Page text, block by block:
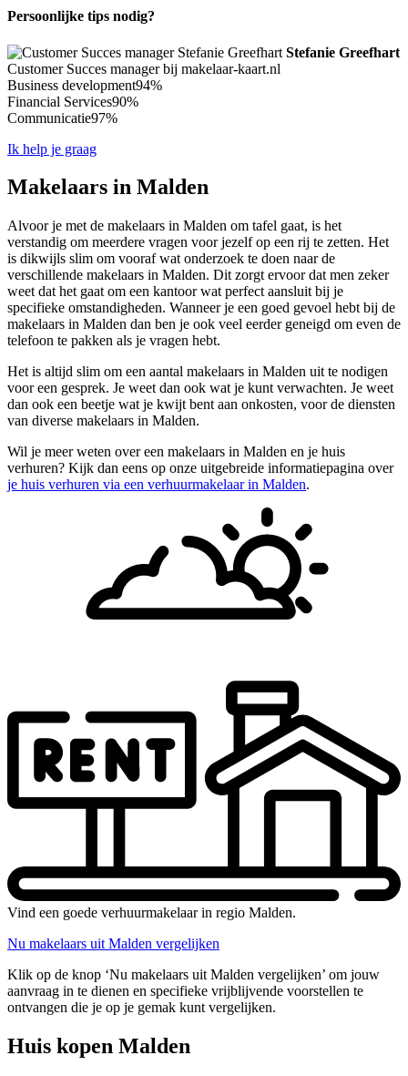
Persoonlijke tips nodig?
Stefanie Greefhart
Customer Succes manager bij makelaar-kaart.nl
Business development94%
Financial Services90%
Communicatie97%
Ik help je graag
Makelaars in Malden
Alvoor je met de makelaars in Malden om tafel gaat, is het
verstandig om meerdere vragen voor jezelf op een rij te zetten. Het
is dikwijls slim om vooraf wat onderzoek te doen naar de
verschillende makelaars in Malden. Dit zorgt ervoor dat men zeker
weet dat het gaat om een kantoor wat perfect aansluit bij je
specifieke omstandigheden. Wanneer je een goed gevoel hebt bij de
makelaars in Malden dan ben je ook veel eerder geneigd om even de
telefoon te pakken als je vragen hebt.
Het is altijd slim om een aantal makelaars in Malden uit te nodigen
voor een gesprek. Je weet dan ook wat je kunt verwachten. Je weet
dan ook een beetje wat je kwijt bent aan onkosten, voor de diensten
van diverse makelaars in Malden.
Wil je meer weten over een makelaars in Malden en je huis
verhuren? Kijk dan eens op onze uitgebreide informatiepagina over
je huis verhuren via een verhuurmakelaar in Malden.
Vind een goede verhuurmakelaar in regio Malden.
Nu makelaars uit Malden vergelijken
Klik op de knop ‘Nu makelaars uit Malden vergelijken’ om jouw
aanvraag in te dienen en specifieke vrijblijvende voorstellen te
ontvangen die je op je gemak kunt vergelijken.
Huis kopen Malden